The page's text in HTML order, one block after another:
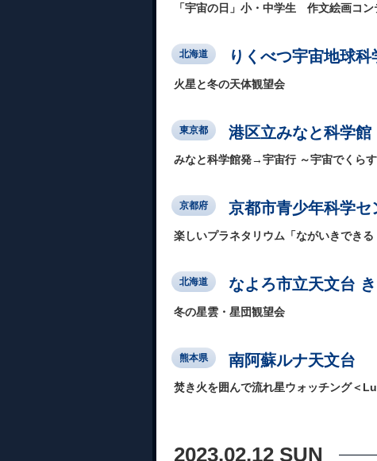
「宇宙の日」小・中学生 作文絵画コン
北海道 りくべつ宇宙地球科
火星と冬の天体観望会
東京都 港区立みなと科学館
みなと科学館発→宇宙行 ～宇宙でくら
京都府 京都市青少年科学セ
楽しいプラネタリウム「ながいきでき
北海道 なよろ市立天文台
冬の星雲・星団観望会
熊本県 南阿蘇ルナ天文台
焚き火を囲んで流れ星ウォッチング＜
2023.02.12 SUN